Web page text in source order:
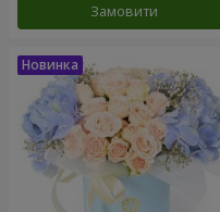
Замовити